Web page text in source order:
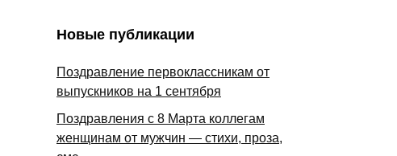
Новые публикации
Поздравление первоклассникам от
выпускников на 1 сентября
Поздравления с 8 Марта коллегам
женщинам от мужчин — стихи, проза,